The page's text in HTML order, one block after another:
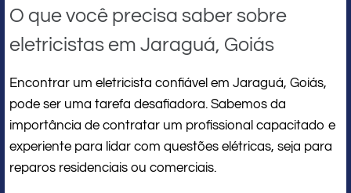
O que você precisa saber sobre
eletricistas em Jaraguá, Goiás
Encontrar um eletricista confiável em Jaraguá, Goiás,
pode ser uma tarefa desafiadora. Sabemos da
importância de contratar um profissional capacitado e
experiente para lidar com questões elétricas, seja para
reparos residenciais ou comerciais.